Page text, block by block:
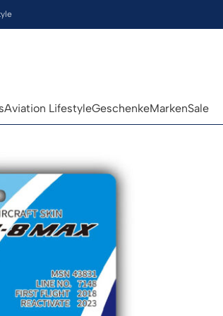
Aviation LifestyleGeschenkeMarkenSale